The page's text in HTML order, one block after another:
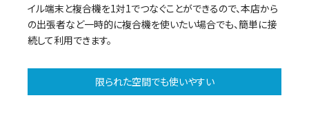
イル端末と複合機を1対1でつなぐことができるので、本店から
の出張者など一時的に複合機を使いたい場合でも、簡単に接
続して利用できます。
限られた空間でも使いやすい